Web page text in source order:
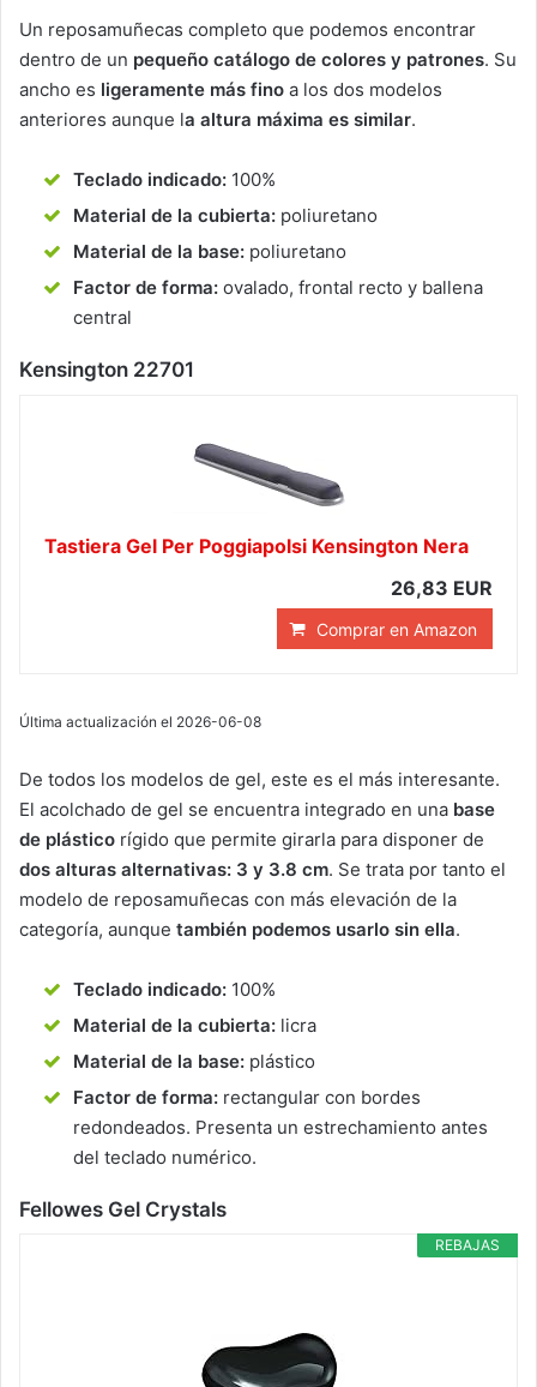
Un reposamuñecas completo que podemos encontrar
dentro de un pequeño catálogo de colores y patrones. Su
ancho es ligeramente más fino a los dos modelos
anteriores aunque la altura máxima es similar.
Teclado indicado: 100%
Material de la cubierta: poliuretano
Material de la base: poliuretano
Factor de forma: ovalado, frontal recto y ballena
central
Kensington 22701
Tastiera Gel Per Poggiapolsi Kensington Nera
26,83 EUR
Comprar en Amazon
Última actualización el 2026-06-08
De todos los modelos de gel, este es el más interesante.
El acolchado de gel se encuentra integrado en una base
de plástico rígido que permite girarla para disponer de
dos alturas alternativas: 3 y 3.8 cm. Se trata por tanto el
modelo de reposamuñecas con más elevación de la
categoría, aunque también podemos usarlo sin ella.
Teclado indicado: 100%
Material de la cubierta: licra
Material de la base: plástico
Factor de forma: rectangular con bordes
redondeados. Presenta un estrechamiento antes
del teclado numérico.
Fellowes Gel Crystals
REBAJAS